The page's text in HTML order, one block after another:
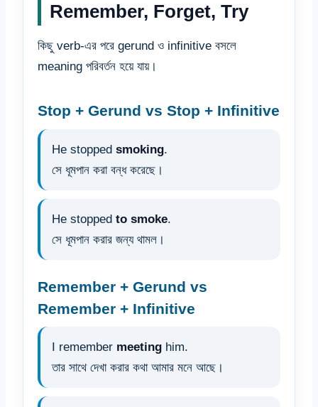
Remember, Forget, Try
কিছু verb-এর পরে gerund ও infinitive বসলে
meaning পরিবর্তন হয়ে যায়।
Stop + Gerund vs Stop + Infinitive
He stopped smoking.
সে ধূমপান করা বন্ধ করেছে।
He stopped to smoke.
সে ধূমপান করার জন্য থামল।
Remember + Gerund vs
Remember + Infinitive
I remember meeting him.
তার সাথে দেখা করার কথা আমার মনে আছে।